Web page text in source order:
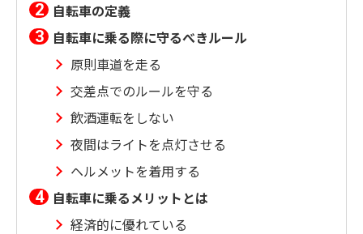
自転車の定義
自転車に乗る際に守るべきルール
原則車道を走る
交差点でのルールを守る
飲酒運転をしない
夜間はライトを点灯させる
ヘルメットを着用する
自転車に乗るメリットとは
経済的に優れている